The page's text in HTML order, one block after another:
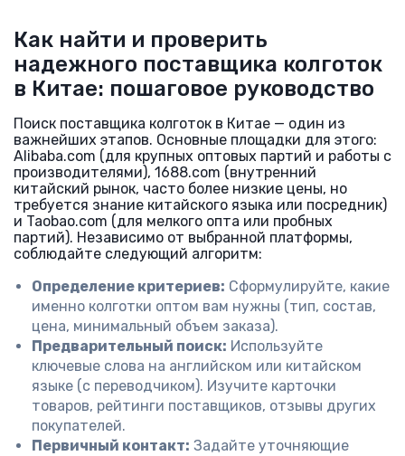
Как найти и проверить
надежного поставщика колготок
в Китае: пошаговое руководство
Поиск поставщика колготок в Китае — один из
важнейших этапов. Основные площадки для этого:
Alibaba.com (для крупных оптовых партий и работы с
производителями), 1688.com (внутренний
китайский рынок, часто более низкие цены, но
требуется знание китайского языка или посредник)
и Taobao.com (для мелкого опта или пробных
партий). Независимо от выбранной платформы,
соблюдайте следующий алгоритм:
Определение критериев: Сформулируйте, какие
именно колготки оптом вам нужны (тип, состав,
цена, минимальный объем заказа).
Предварительный поиск: Используйте
ключевые слова на английском или китайском
языке (с переводчиком). Изучите карточки
товаров, рейтинги поставщиков, отзывы других
покупателей.
Первичный контакт: Задайте уточняющие